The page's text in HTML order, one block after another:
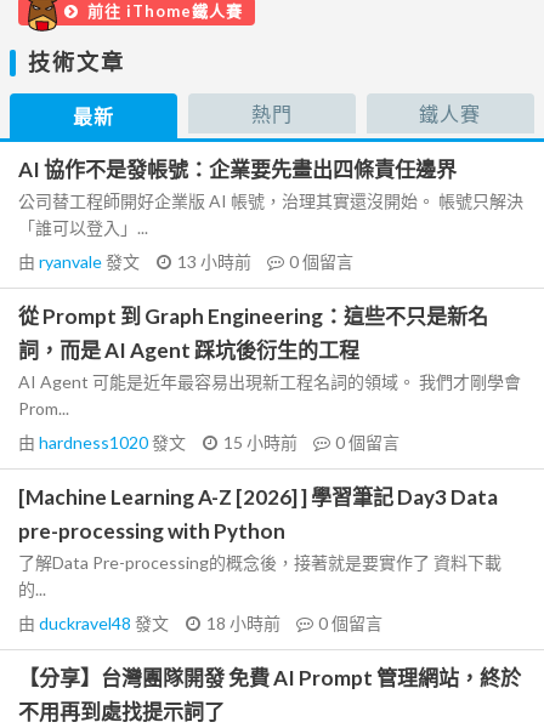
前往 iThome鐵人賽
技術文章
最新 熱門 鐵人賽
AI 協作不是發帳號：企業要先畫出四條責任邊界
公司替工程師開好企業版 AI 帳號，治理其實還沒開始。 帳號只解決
「誰可以登入」...
由 ryanvale發文 13 小時前 0個留言
從 Prompt 到 Graph Engineering：這些不只是新名
詞，而是 AI Agent 踩坑後衍生的工程
AI Agent 可能是近年最容易出現新工程名詞的領域。 我們才剛學會
Prom...
由 hardness1020發文 15 小時前 0個留言
[Machine Learning A-Z [2026] ] 學習筆記 Day3 Data
pre-processing with Python
了解Data Pre-processing的概念後，接著就是要實作了 資料下載
的...
由 duckravel48 發文 18 小時前 0個留言
【分享】台灣團隊開發 免費 AI Prompt 管理網站，終於
不用再到處找提示詞了